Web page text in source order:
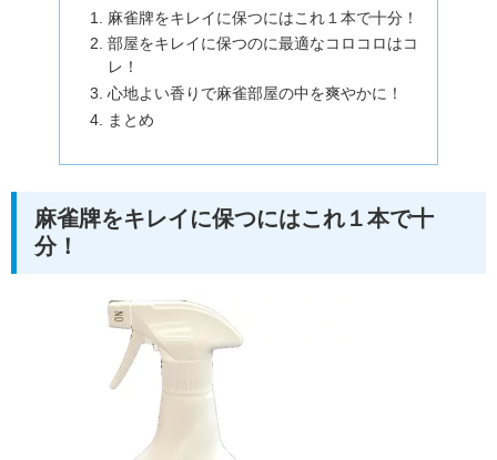
麻雀牌をキレイに保つにはこれ１本で十分！
部屋をキレイに保つのに最適なコロコロはコ
レ！
心地よい香りで麻雀部屋の中を爽やかに！
まとめ
麻雀牌をキレイに保つにはこれ１本で十
分！